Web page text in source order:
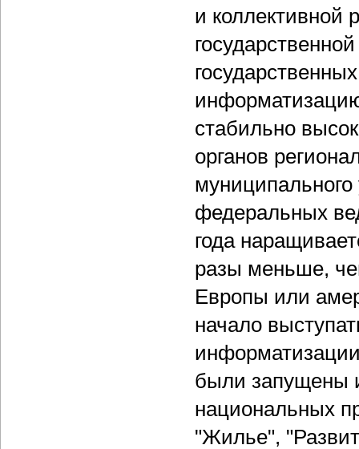
и коллективной
стабильно
органов
федеральных
года
разы меньше,
Европы или
начало
были запущены
национальных
"Жилье",